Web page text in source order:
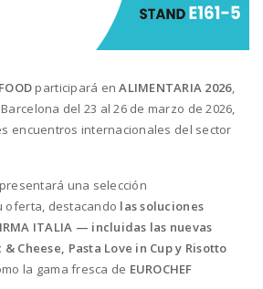
participará enALIMENTARIA 2026,
del 23 al 26 de marzo de 2026,
encuentros internacionales del sector
una selección
oferta, destacando las soluciones
ITALIA — incluidas las nuevas
Cheese, Pasta Love in Cup y Risotto
la gama fresca de EUROCHEF